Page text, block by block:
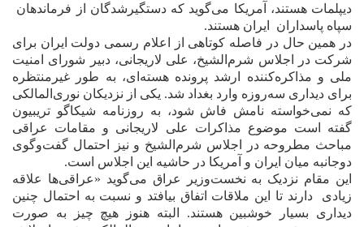
ديپلمات هستند، آمريکا مى‌گويد که دستگيرشدگان از فرماندهان
سپاه پاسداران ايران هستند.
در همين حال در فاصله کوتاهى از اعلام رسمى دولت ايران براى
شرکت در اجلاس شرم‌الشيخ، على لاريجانى، دبير شوراى امنيت
ملى و مذاکره‌کننده ارشد پرونده هسته‌اى، به طور غيرمنتظره
براى ديدارى سه‌روزه وارد بغداد شد. يکى از نزديکان نورى‌المالکى
که نمى‌خواسته نامش فاش شود، به روزنامه شيکاگو تريبيون
گفته است موضوع مذاکرات على لاريجانى و مقامات عراقى
مباحث مطروحه در اجلاس شرم‌الشيخ و نيز احتمال گفت‌و‌گوى
دوجانبه ميان ايران و آمريکا در حاشيه اين اجلاس است.
اين مقام نزديک به نخست‌وزير عراق مى‌گويد «عراقى‌ها علاقه
زيادى
دارند تا اين ملاقات اتفاق بيافتد و نسبت به احتمال چنين
ديدارى بسيار خوشبين هستند. البته هنوز هيچ چيز به صورت